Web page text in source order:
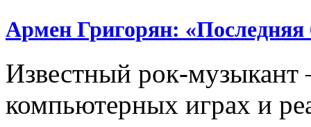
Армен Григорян: «Последняя
Известный рок-музыкант
компьютерных играх и